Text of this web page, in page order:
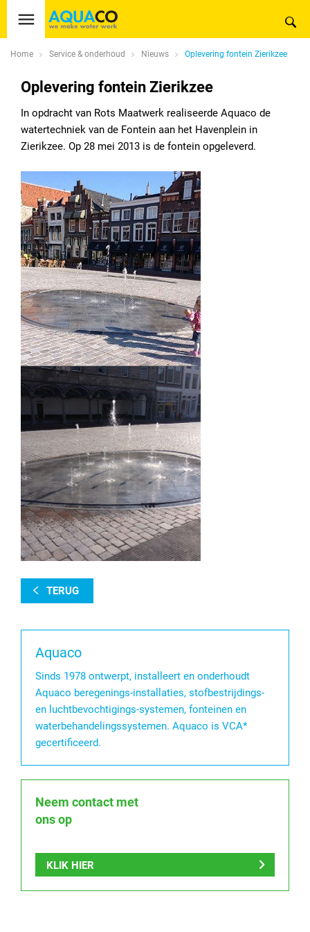
Home Service & onderhoud Nieuws Oplevering fontein Zierikzee
Oplevering fontein Zierikzee
In opdracht van Rots Maatwerk realiseerde Aquaco de
watertechniek van de Fontein aan het Havenplein in
Zierikzee. Op 28 mei 2013 is de fontein opgeleverd.
TERUG
Aquaco
Sinds 1978 ontwerpt, installeert en onderhoudt
Aquaco beregenings-installaties, stofbestrijdings-
en luchtbevochtigings-systemen, fonteinen en
waterbehandelingssystemen. Aquaco is VCA*
gecertificeerd.
Neem contact met
ons op
KLIK HIER